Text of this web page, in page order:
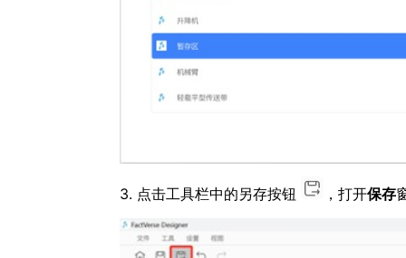
3. 点击工具栏中的另存按钮 ，打开保存